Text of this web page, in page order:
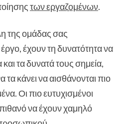
των εργαζομένων.
της ομάδας σας
έχουν τη δυνατότητα να
τα δυνατά τους σημεία,
κάνει να αισθάνονται πιο
Οι πιο ευτυχισμένοι
πιθανό να έχουν χαμηλό